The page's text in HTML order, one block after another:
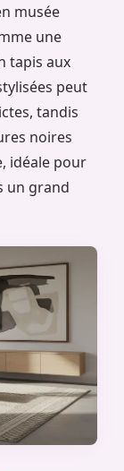
musée
une
tapis aux
peut
tandis
noires
idéale pour
un grand